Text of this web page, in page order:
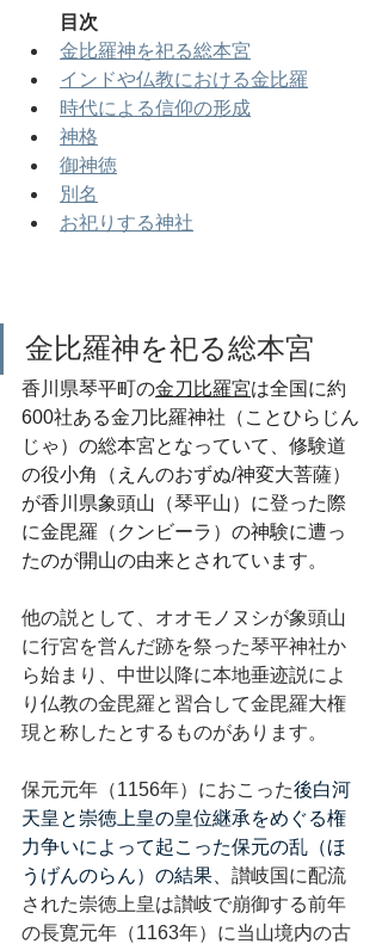
目次
金比羅神を祀る総本宮
インドや仏教における金比羅
時代による信仰の形成
神格
御神徳
別名
お祀りする神社
金比羅神を祀る総本宮
香川県琴平町の金刀比羅宮は全国に約
600社ある金刀比羅神社（ことひらじん
じゃ）の総本宮となっていて、修験道
の役小角（えんのおずぬ/神変大菩薩）
が香川県象頭山（琴平山）に登った際
に金毘羅（クンビーラ）の神験に遭っ
たのが開山の由来とされています。
他の説として、オオモノヌシが象頭山
に行宮を営んだ跡を祭った琴平神社か
ら始まり、中世以降に本地垂迹説によ
り仏教の金毘羅と習合して金毘羅大権
現と称したとするものがあります。
保元元年（1156年）におこった後白河
天皇と崇徳上皇の皇位継承をめぐる権
力争いによって起こった保元の乱（ほ
うげんのらん）の結果、 讃岐国に配流
された崇徳上皇は讃岐で崩御する前年
の長寛元年（1163年）に当山境内の古